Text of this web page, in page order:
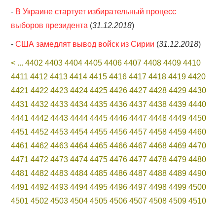
- В Украине стартует избирательный процесс
выборов президента (31.12.2018)
-США замедлят вывод войск из Сирии (31.12.2018)
< ... 4402 4403 4404 4405 4406 4407 4408 4409 4410
4411 4412 4413 4414 4415 4416 4417 4418 4419 4420
4421 4422 4423 4424 4425 4426 4427 4428 4429 4430
4431 4432 4433 4434 4435 4436 4437 4438 4439 4440
4441 4442 4443 4444 4445 4446 4447 4448 4449 4450
4451 4452 4453 4454 4455 4456 4457 4458 4459 4460
4461 4462 4463 4464 4465 4466 4467 4468 4469 4470
4471 4472 4473 4474 4475 4476 4477 4478 4479 4480
4481 4482 4483 4484 4485 4486 4487 4488 4489 4490
4491 4492 4493 4494 4495 4496 4497 4498 4499 4500
4501 4502 4503 4504 4505 4506 4507 4508 4509 4510